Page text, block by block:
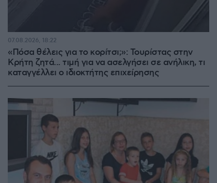
«Πόσα θέλεις για το κορίτσι;»: Τουρίστας στην
Κρήτη ζητά... τιμή για να ασελγήσει σε ανήλικη, τι
καταγγέλλει ο ιδιοκτήτης επιχείρησης
07.08.2026, 18:22